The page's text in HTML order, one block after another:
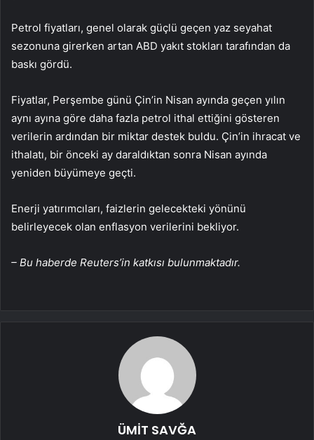
Petrol fiyatları, genel olarak güçlü geçen yaz seyahat
sezonuna girerken artan ABD yakıt stokları tarafından da
baskı gördü.
Fiyatlar, Perşembe günü Çin’in Nisan ayında geçen yılın
aynı ayına göre daha fazla petrol ithal ettiğini gösteren
verilerin ardından bir miktar destek buldu. Çin’in ihracat ve
ithalatı, bir önceki ay daraldıktan sonra Nisan ayında
yeniden büyümeye geçti.
Enerji yatırımcıları, faizlerin gelecekteki yönünü
belirleyecek olan enflasyon verilerini bekliyor.
– Bu haberde Reuters’in katkısı bulunmaktadır.
ÜMİT SAVĞA